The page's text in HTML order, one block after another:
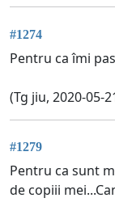
#1274
Pentru ca îmi
(Tg jiu, 2020-05-
#1279
Pentru ca sunt
de copiii